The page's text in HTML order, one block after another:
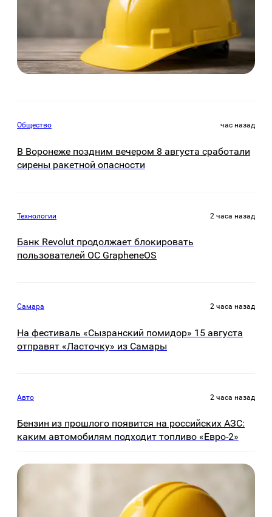
Общество час назад
В Воронеже поздним вечером 8 августа сработали
сирены ракетной опасности
Технологии 2 часа назад
Банк Revolut продолжает блокировать
пользователей ОС GrapheneOS
Самара 2 часа назад
На фестиваль «Сызранский помидор» 15 августа
отправят «Ласточку» из Самары
Авто 2 часа назад
Бензин из прошлого появится на российских АЗС:
каким автомобилям подходит топливо «Евро-2»